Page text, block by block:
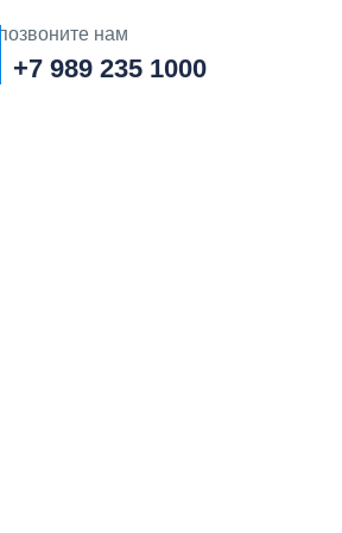
позвоните нам
+7 989 235 1000